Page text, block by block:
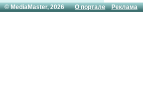
© MediaMaster, 2026О портале Реклама